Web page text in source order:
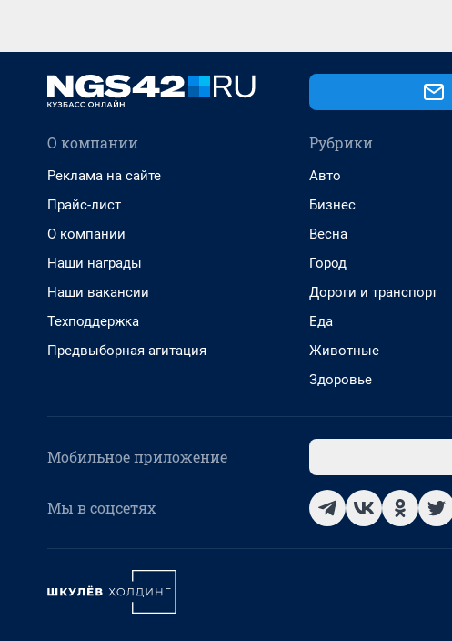
О компании
Реклама на сайте
Прайс-лист
О компании
Наши награды
Наши вакансии
Техподдержка
Предвыборная агитация
Рубрики
Авто
Бизнес
Весна
Город
Дороги и транспорт
Еда
Животные
Здоровье
Мобильное приложение
Мы в соцсетях